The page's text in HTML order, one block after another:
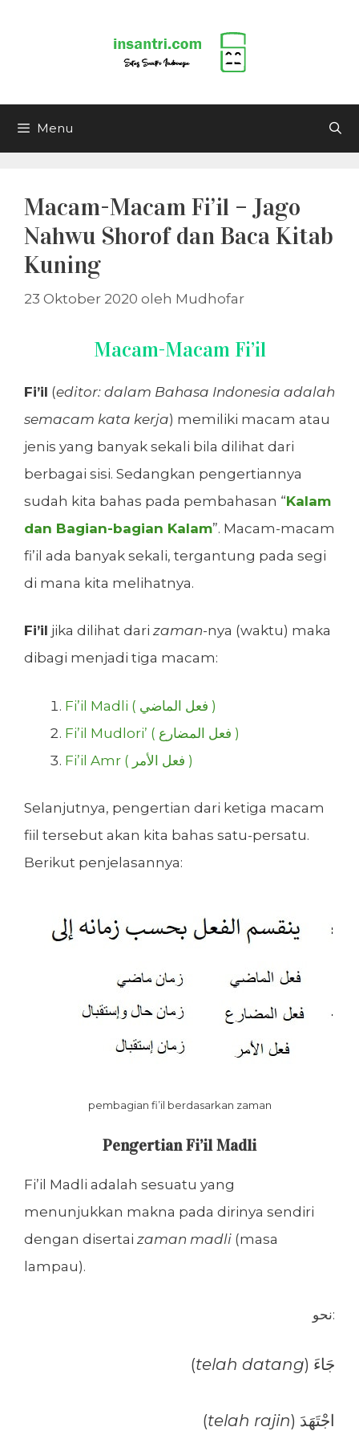
Menu
Macam-Macam Fi’il – Jago
Nahwu Shorof dan Baca Kitab
Kuning
23 Oktober 2020 oleh Mudhofar
Macam-Macam Fi’il
Fi’il (editor: dalam Bahasa Indonesia adalah
semacam kata kerja) memiliki macam atau
jenis yang banyak sekali bila dilihat dari
berbagai sisi. Sedangkan pengertiannya
sudah kita bahas pada pembahasan “Kalam
dan Bagian-bagian Kalam”. Macam-macam
fi’il ada banyak sekali, tergantung pada segi
di mana kita melihatnya.
Fi’il jika dilihat dari zaman-nya (waktu) maka
dibagi menjadi tiga macam:
Fi’il Madli ( فعل الماضي )
Fi’il Mudlori’ ( فعل المضارع )
Fi’il Amr ( فعل الأمر )
Selanjutnya, pengertian dari ketiga macam
fiil tersebut akan kita bahas satu-persatu.
Berikut penjelasannya:
pembagian fi’il berdasarkan zaman
Pengertian Fi’il Madli
Fi’il Madli adalah sesuatu yang
menunjukkan makna pada dirinya sendiri
dengan disertai zaman madli (masa
lampau).
نحو:
(telah datang ) جَاءَ
(telah rajin ) اجْتَهَدَ